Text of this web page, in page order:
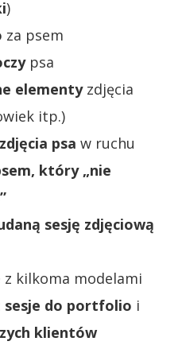
)
za psem
psa
elementyzdjęcia
itp.)
psa w ruchu
który „nie
sesję zdjęciową
z kilkoma modelami
sesje do portfolio i
klientów